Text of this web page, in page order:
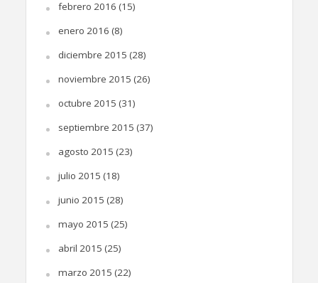
febrero 2016 (15)
enero 2016 (8)
diciembre 2015 (28)
noviembre 2015 (26)
octubre 2015 (31)
septiembre 2015 (37)
agosto 2015 (23)
julio 2015 (18)
junio 2015 (28)
mayo 2015 (25)
abril 2015 (25)
marzo 2015 (22)